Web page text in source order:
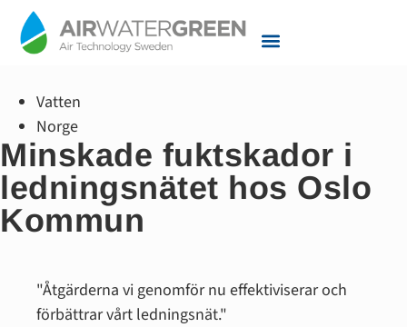
Vatten
Norge
Minskade fuktskador i
ledningsnätet hos Oslo
Kommun
"Åtgärderna vi genomför nu effektiviserar och
förbättrar vårt ledningsnät."